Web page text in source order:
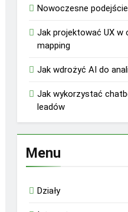
Nowoczesne
Jak projektować UX w
mapping
Jak wdrożyć AI do
Jak wykorzystać
leadów
Menu
Działy